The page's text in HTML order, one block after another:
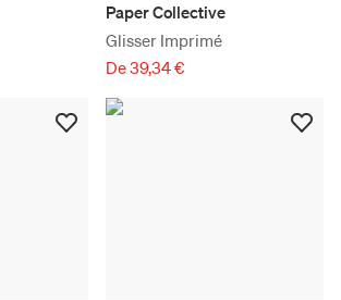
Paper Collective
Glisser Imprimé
De 39,34 €